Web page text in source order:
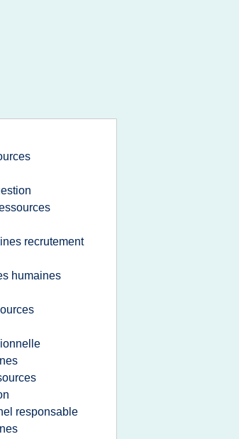
recrutement
humaines
responsable